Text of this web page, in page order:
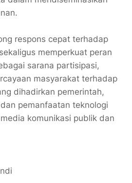
respons cepat terhadap
memperkuat peran
sarana partisipasi,
masyarakat terhadap
dihadirkan pemerintah,
pemanfaatan teknologi
komunikasi publik dan